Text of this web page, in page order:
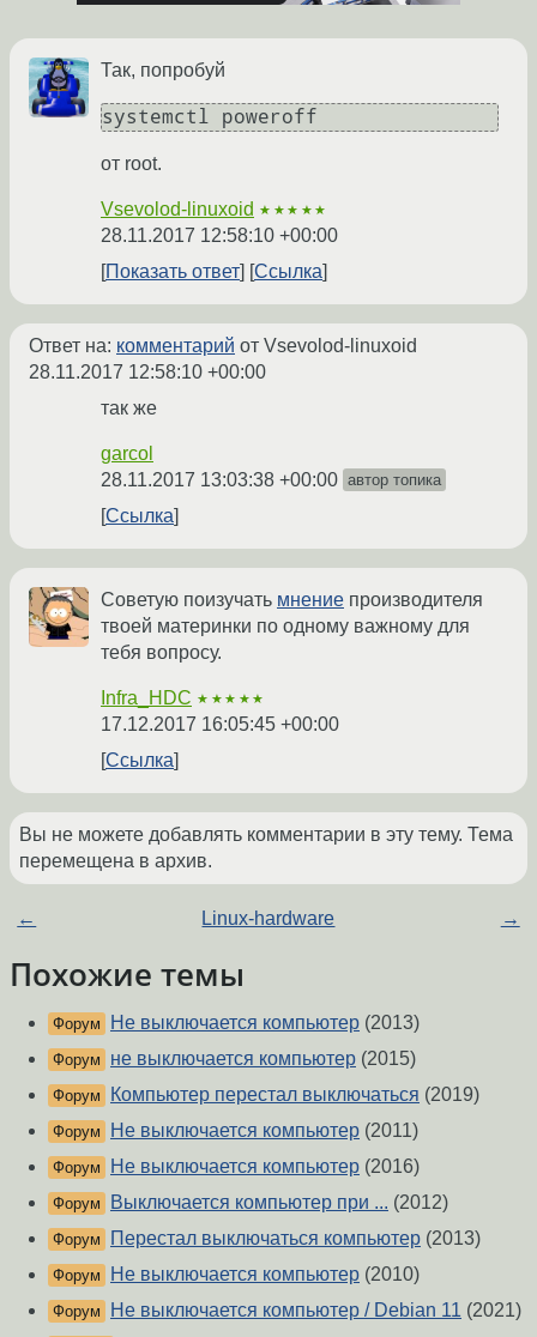
Так, попробуй
systemctl poweroff
от root.
Vsevolod-linuxoid ★★★★★
28.11.2017 12:58:10 +00:00
Показать ответ
Ссылка
Ответ на: комментарий от Vsevolod-linuxoid
28.11.2017 12:58:10 +00:00
так же
garcol
28.11.2017 13:03:38 +00:00 автор топика
Ссылка
Советую поизучать мнение производителя
твоей материнки по одному важному для
тебя вопросу.
Infra_HDC ★★★★★
17.12.2017 16:05:45 +00:00
Ссылка
Вы не можете добавлять комментарии в эту тему. Тема
перемещена в архив.
← Linux-hardware →
Похожие темы
Форум Не выключается компьютер (2013)
Форум не выключается компьютер (2015)
Форум Компьютер перестал выключаться (2019)
Форум Не выключается компьютер (2011)
Форум Не выключается компьютер (2016)
Форум Выключается компьютер при ... (2012)
Форум Перестал выключаться компьютер (2013)
Форум Не выключается компьютер (2010)
Форум Не выключается компьютер / Debian 11 (2021)